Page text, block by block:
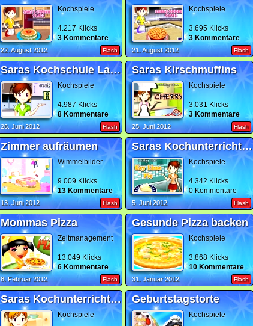
Kochspiele
4.217 Klicks
3 Kommentare
22. August 2012 Flash
Kochspiele
3.695 Klicks
3 Kommentare
21. August 2012 Flash
Saras Kochschule Lasagne
Kochspiele
4.987 Klicks
8 Kommentare
26. Juni 2012 Flash
Saras Kirschmuffins
Kochspiele
3.031 Klicks
3 Kommentare
25. Juni 2012 Flash
Zimmer aufräumen
Wimmelbilder
9.009 Klicks
13 Kommentare
13. Juni 2012 Flash
Saras Kochunterricht Limettentorte
Kochspiele
4.342 Klicks
0 Kommentare
5. Juni 2012 Flash
Mommas Pizza
Zeitmanagement
13.049 Klicks
6 Kommentare
8. Februar 2012 Flash
Gesunde Pizza backen
Kochspiele
3.868 Klicks
10 Kommentare
31. Januar 2012 Flash
Saras Kochunterricht Kürbissuppe
Kochspiele
Geburtstagstorte
Kochspiele